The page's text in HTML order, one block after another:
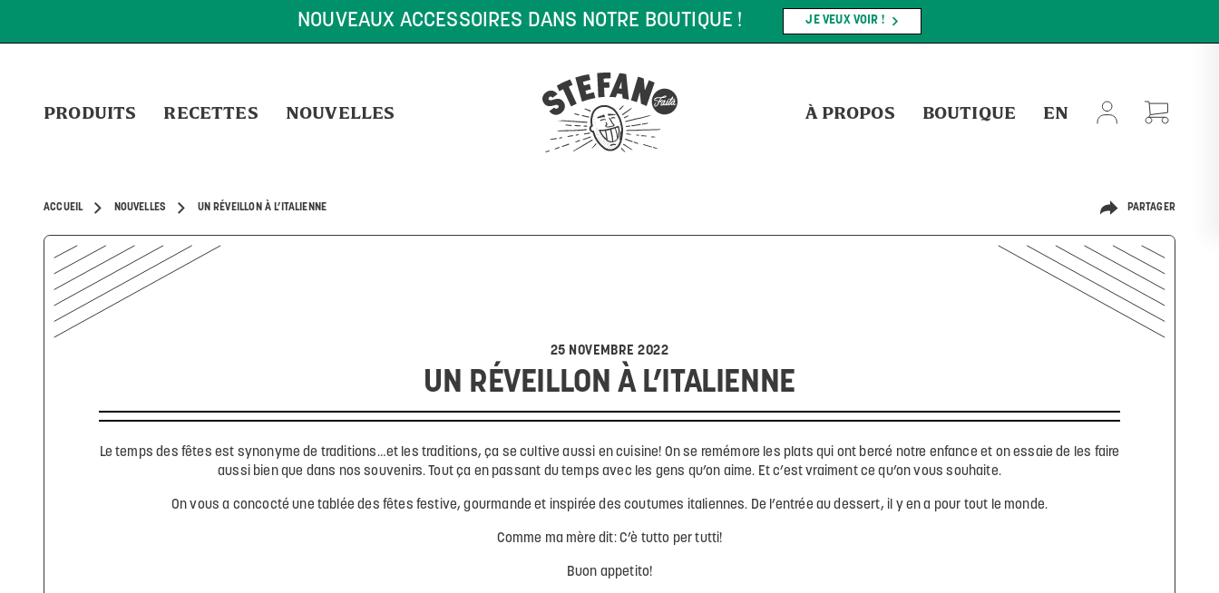
LIVRAISON GRATUITE SUR TOUTE COMMANDE DE 75 $* ET PLUS ! *CERTAINES CONDITIONS PEUVENT S'APPLIQUER.
PRODUITS RECETTES NOUVELLES À PROPOS BOUTIQUE EN
ACCUEIL NOUVELLES UN RÉVEILLON À L’ITALIENNE PARTAGER
25 NOVEMBRE 2022
UN RÉVEILLON À L’ITALIENNE
Le temps des fêtes est synonyme de traditions…et les traditions, ça se cultive aussi en cuisine! On se remémore les plats qui ont bercé notre enfance et on essaie de les faire
aussi bien que dans nos souvenirs. Tout ça en passant du temps avec les gens qu’on aime. Et c’est vraiment ce qu’on vous souhaite.
On vous a concocté une tablée des fêtes festive, gourmande et inspirée des coutumes italiennes. De l’entrée au dessert, il y en a pour tout le monde.
Comme ma mère dit: C’è tutto per tutti!
Buon appetito!